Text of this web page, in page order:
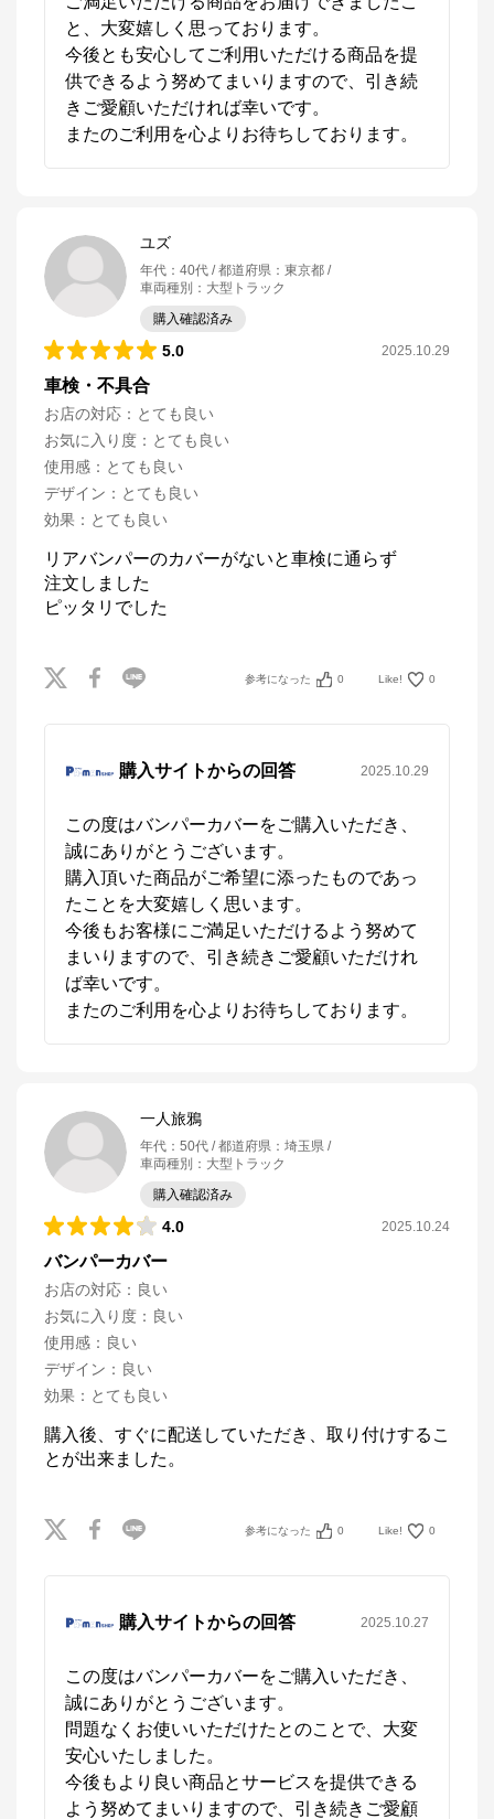
と、大変嬉しく思っております。
今後とも安心してご利用いただける商品を提
供できるよう努めてまいりますので、引き続
きご愛顧いただければ幸いです。
ユズ
年代 ： 40代 都道府県 ： 東京都
車両種別 ： 大型トラック
購入確認済み
5.0 2025.10.29
車検・不具合
お店の対応 ： とても良い
お気に入り度 ： とても良い
使用感 ： とても良い
デザイン ： とても良い
効果 ： とても良い
リアバンパーのカバーがないと車検に通らず
注文しました
参考になった 0 Like! 0
購入サイトからの回答 2025.10.29
この度はバンパーカバーをご購入いただき、
誠にありがとうございます。
購入頂いた商品がご希望に添ったものであっ
たことを大変嬉しく思います。
今後もお客様にご満足いただけるよう努めて
まいりますので、引き続きご愛顧いただけれ
ば幸いです。
一人旅鴉
年代 ： 50代 都道府県 ： 埼玉県
車両種別 ： 大型トラック
購入確認済み
4.0 2025.10.24
バンパーカバー
お店の対応 ： 良い
お気に入り度 ： 良い
使用感 ： 良い
デザイン ： 良い
効果 ： とても良い
購入後、すぐに配送していただき、取り付けするこ
参考になった 0 Like! 0
購入サイトからの回答 2025.10.27
この度はバンパーカバーをご購入いただき、
誠にありがとうございます。
問題なくお使いいただけたとのことで、大変
安心いたしました。
今後もより良い商品とサービスを提供できる
よう努めてまいりますので、引き続きご愛顧
パーマンショップ
※外部サイトが開きます
パーマンショップ
ダイレクト販売「パーマンショップ」です。お客様の
ニーズにあった商品を開発し、プロが選ぶ信頼・３年
の品質保証で高い評価を受けています。お客様がベス
トと感じ、満足して頂けるオリジナル商品の開発とご
提供に努めてまいります。